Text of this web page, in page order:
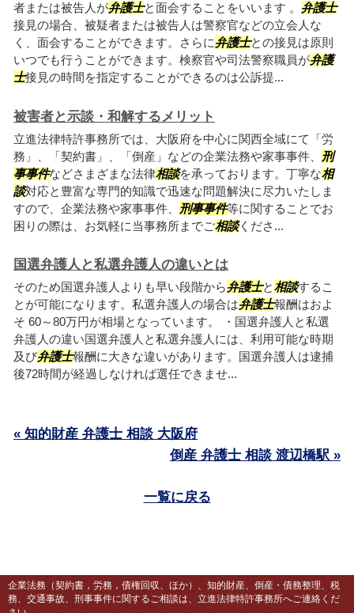
者または被告人が弁護士と面会することをいいます 。 弁護士
接見の場合、被疑者または被告人は警察官などの立会人な
く、面会することができます。さらに弁護士との接見は原則
いつでも行うことができます。検察官や司法警察職員が弁護
士接見の時間を指定することができるのは公訴提...
被害者と示談・和解するメリット
立進法律特許事務所では、大阪府を中心に関西全域にて「労
務」、「契約書」、「倒産」などの企業法務や家事事件、 刑
事事件などさまざまな法律相談を承っております。丁寧な相
談対応と豊富な専門的知識で迅速な問題解決に尽力いたしま
すので、企業法務や家事事件、 刑事事件等に関することでお
困りの際は、お気軽に当事務所までご相談くださ...
国選弁護人と私選弁護人の違いとは
そのため国選弁護人よりも早い段階から弁護士と相談するこ
とが可能になります。私選弁護人の場合は弁護士報酬はおよ
そ 60～80万円が相場となっています。 ・国選弁護人と私選
弁護人の違い国選弁護人と私選弁護人には、利用可能な時期
及び弁護士報酬に大きな違いがあります。国選弁護人は逮捕
後72時間が経過しなければ選任できませ...
« 知的財産 弁護士 相談 大阪府
倒産 弁護士 相談 渡辺橋駅 »
一覧に戻る
企業法務（契約書，労務，債権回収、ほか）、知的財産、倒産・債務整理、税
務、交通事故、刑事事件に関するご相談は、立進法律特許事務所へご連絡くだ